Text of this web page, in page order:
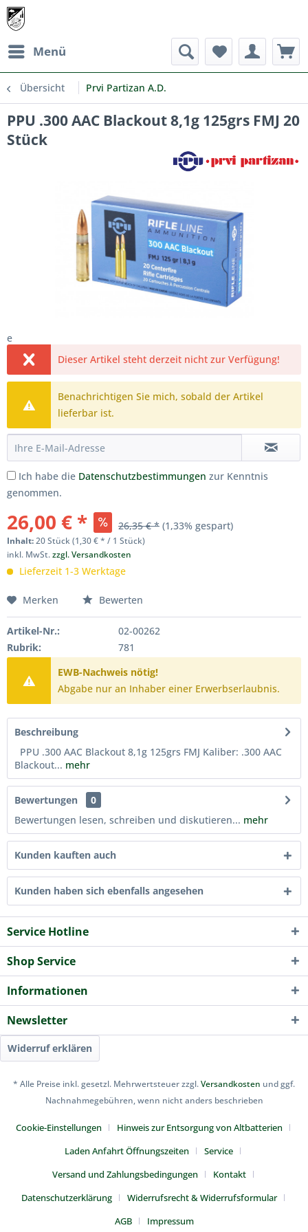
Menü
Übersicht Prvi Partizan A.D.
PPU .300 AAC Blackout 8,1g 125grs FMJ 20
Stück
e
Dieser Artikel steht derzeit nicht zur Verfügung!
Benachrichtigen Sie mich, sobald der Artikel
lieferbar ist.
Ich habe die Datenschutzbestimmungen zur Kenntnis
genommen.
26,00 € * 26,35 € * (1,33% gespart)
Inhalt:20 Stück (1,30 € * / 1 Stück)
inkl. MwSt.zzgl. Versandkosten
Lieferzeit 1-3 Werktage
Merken Bewerten
Artikel-Nr.:
02-00262
Rubrik:
781
EWB-Nachweis nötig!
Abgabe nur an Inhaber einer Erwerbserlaubnis.
Beschreibung
PPU .300 AAC Blackout 8,1g 125grs FMJ Kaliber: .300 AAC
Blackout... mehr
Bewertungen
0
Bewertungen lesen, schreiben und diskutieren... mehr
Kunden kauften auch
Kunden haben sich ebenfalls angesehen
Service Hotline
Shop Service
Informationen
Newsletter
Widerruf erklären
* Alle Preise inkl. gesetzl. Mehrwertsteuer zzgl.Versandkosten und ggf.
Nachnahmegebühren, wenn nicht anders beschrieben
Cookie-Einstellungen
Hinweis zur Entsorgung von Altbatterien
Laden Anfahrt Öffnungszeiten
Service
Versand und Zahlungsbedingungen
Kontakt
Datenschutzerklärung
Widerrufsrecht & Widerrufsformular
AGB
Impressum